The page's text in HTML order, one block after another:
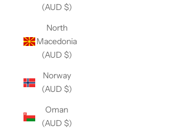
(AUD $)
North
Macedonia
(AUD $)
Norway
(AUD $)
Oman
(AUD $)